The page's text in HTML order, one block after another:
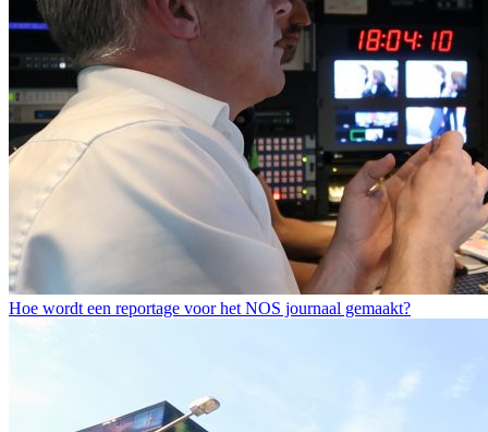
Hoe wordt een reportage voor het NOS journaal gemaakt?